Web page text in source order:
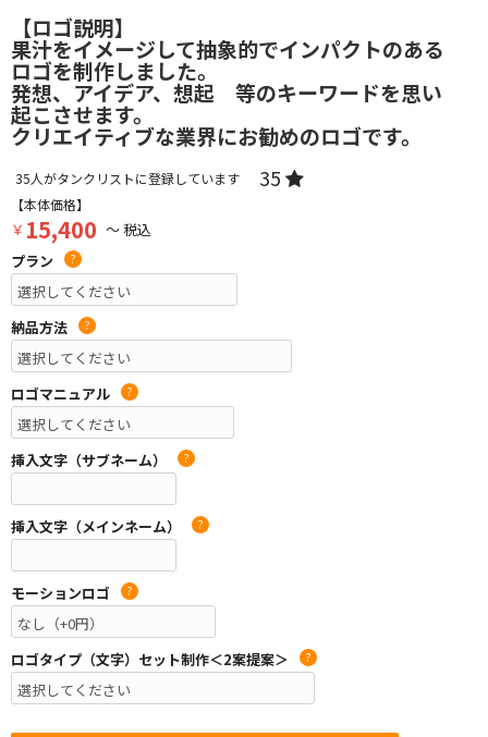
【ロゴ説明】
果汁をイメージして抽象的でインパクトのある
ロゴを制作しました。
発想、アイデア、想起 等のキーワードを思い
起こさせます。
クリエイティブな業界にお勧めのロゴです。
35人がタンクリストに登録しています 35
【本体価格】
￥ 15,400 ～ 税込
プラン
?
納品方法 ?
ロゴマニュアル ?
挿入文字（サブネーム） ?
挿入文字（メインネーム） ?
モーションロゴ ?
ロゴタイプ（文字）セット制作＜2案提案＞ ?